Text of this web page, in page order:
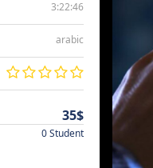
3:22:46
arabic
35$
0 Student